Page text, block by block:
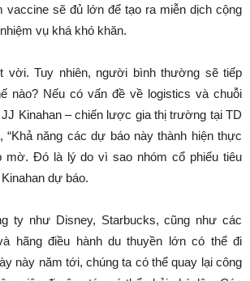
sẽ đủ lớn để tạo ra miễn dịch cộng
vụ khá khó khăn.
vời. Tuy nhiên, người bình thường sẽ tiếp
nào? Nếu có vấn đề về logistics và chuỗi
Kinahan – chiến lược gia thị trường tại TD
“Khả năng các dự báo này thành hiện thực
mờ. Đó là lý do vì sao nhóm cổ phiếu tiêu
dự báo.
ty như Disney, Starbucks, cũng như các
hãng điều hành du thuyền lớn có thể đi
này năm tới, chúng ta có thể quay lại công